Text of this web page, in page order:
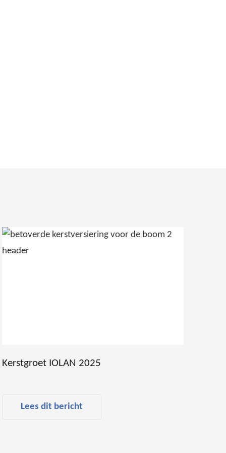
Kerstgroet IOLAN 2025
Lees dit bericht